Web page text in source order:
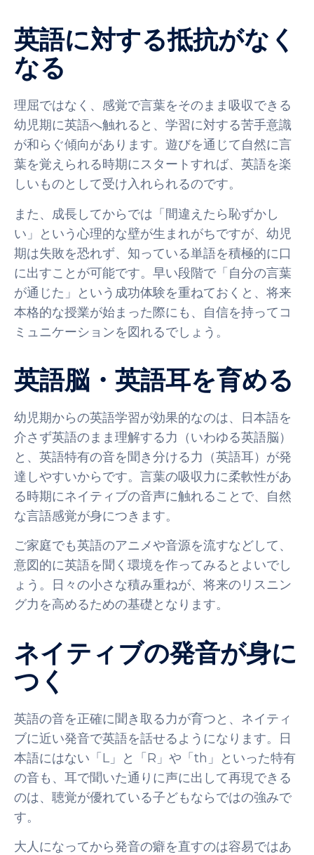
英語に対する抵抗がなく
なる
理屈ではなく、感覚で言葉をそのまま吸収できる
幼児期に英語へ触れると、学習に対する苦手意識
が和らぐ傾向があります。遊びを通じて自然に言
葉を覚えられる時期にスタートすれば、英語を楽
しいものとして受け入れられるのです。
また、成長してからでは「間違えたら恥ずかし
い」という心理的な壁が生まれがちですが、幼児
期は失敗を恐れず、知っている単語を積極的に口
に出すことが可能です。早い段階で「自分の言葉
が通じた」という成功体験を重ねておくと、将来
本格的な授業が始まった際にも、自信を持ってコ
ミュニケーションを図れるでしょう。
英語脳・英語耳を育める
幼児期からの英語学習が効果的なのは、日本語を
介さず英語のまま理解する力（いわゆる英語脳）
と、英語特有の音を聞き分ける力（英語耳）が発
達しやすいからです。言葉の吸収力に柔軟性があ
る時期にネイティブの音声に触れることで、自然
な言語感覚が身につきます。
ご家庭でも英語のアニメや音源を流すなどして、
意図的に英語を聞く環境を作ってみるとよいでし
ょう。日々の小さな積み重ねが、将来のリスニン
グ力を高めるための基礎となります。
ネイティブの発音が身に
つく
英語の音を正確に聞き取る力が育つと、ネイティ
ブに近い発音で英語を話せるようになります。日
本語にはない「L」と「R」や「th」といった特有
の音も、耳で聞いた通りに声に出して再現できる
のは、聴覚が優れている子どもならではの強みで
す。
大人になってから発音の癖を直すのは容易ではあ